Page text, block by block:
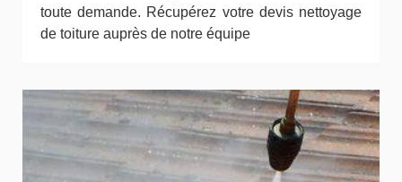
toute demande. Récupérez votre devis nettoyage
de toiture auprès de notre équipe